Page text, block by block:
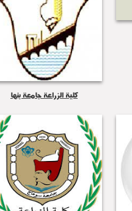
كلية الزراعة جامعة بنها